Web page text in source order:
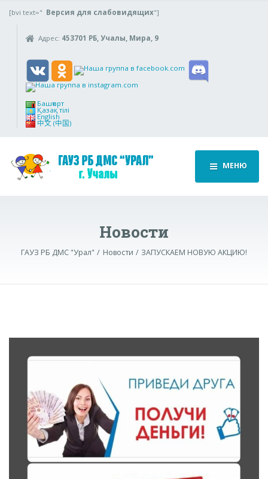
[bvi text=" Версия для слабовидящих"]
Адрес: 453701 РБ, Учалы, Мира, 9
Башҡорт
Қазақ тілі
English
中文 (中国)
МЕНЮ
Новости
ГАУЗ РБ ДМС "Урал" Новости ЗАПУСКАЕМ НОВУЮ АКЦИЮ!